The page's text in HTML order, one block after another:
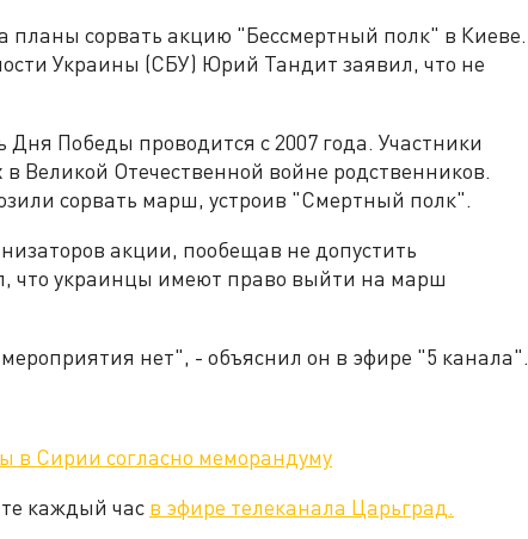
планы сорвать акцию "Бессмертный полк" в Киеве.
Украины (СБУ) Юрий Тандит заявил, что не
Победы проводится с 2007 года. Участники
Великой Отечественной войне родственников.
сорвать марш, устроив "Смертный полк".
акции, пообещав не допустить
что украинцы имеют право выйти на марш
нет", - объяснил он в эфире "5 канала".
в Сирии согласно меморандуму
каждый час в эфире телеканала Царьград.